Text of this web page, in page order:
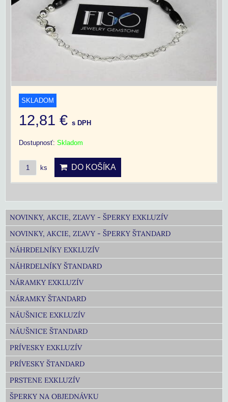
SKLADOM
12,81 € s DPH
Dostupnosť: Skladom
ks DO KOŠÍKA
NOVINKY, AKCIE, ZĽAVY - ŠPERKY EXKLUZÍV
NOVINKY, AKCIE, ZĽAVY - ŠPERKY ŠTANDARD
NÁHRDELNÍKY EXKLUZÍV
NÁHRDELNÍKY ŠTANDARD
NÁRAMKY EXKLUZÍV
NÁRAMKY ŠTANDARD
NÁUŠNICE EXKLUZÍV
NÁUŠNICE ŠTANDARD
PRÍVESKY EXKLUZÍV
PRÍVESKY ŠTANDARD
PRSTENE EXKLUZÍV
ŠPERKY NA OBJEDNÁVKU